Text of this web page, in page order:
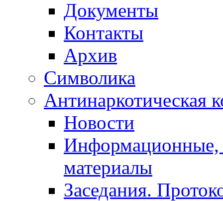
Документы
Контакты
Архив
Символика
Антинаркотическая
Новости
Информационные,
материалы
Заседания.